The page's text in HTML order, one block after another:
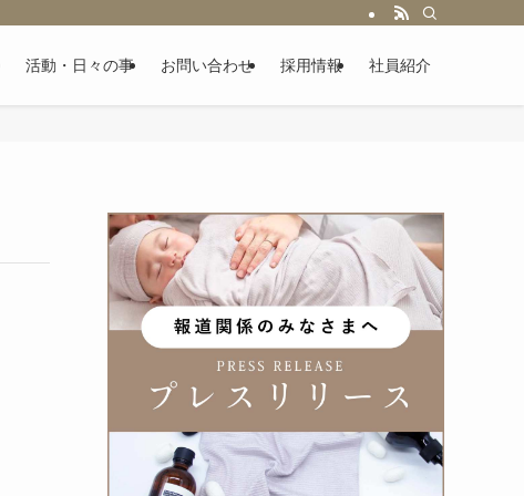
活動・日々の事 お問い合わせ 採用情報 社員紹介